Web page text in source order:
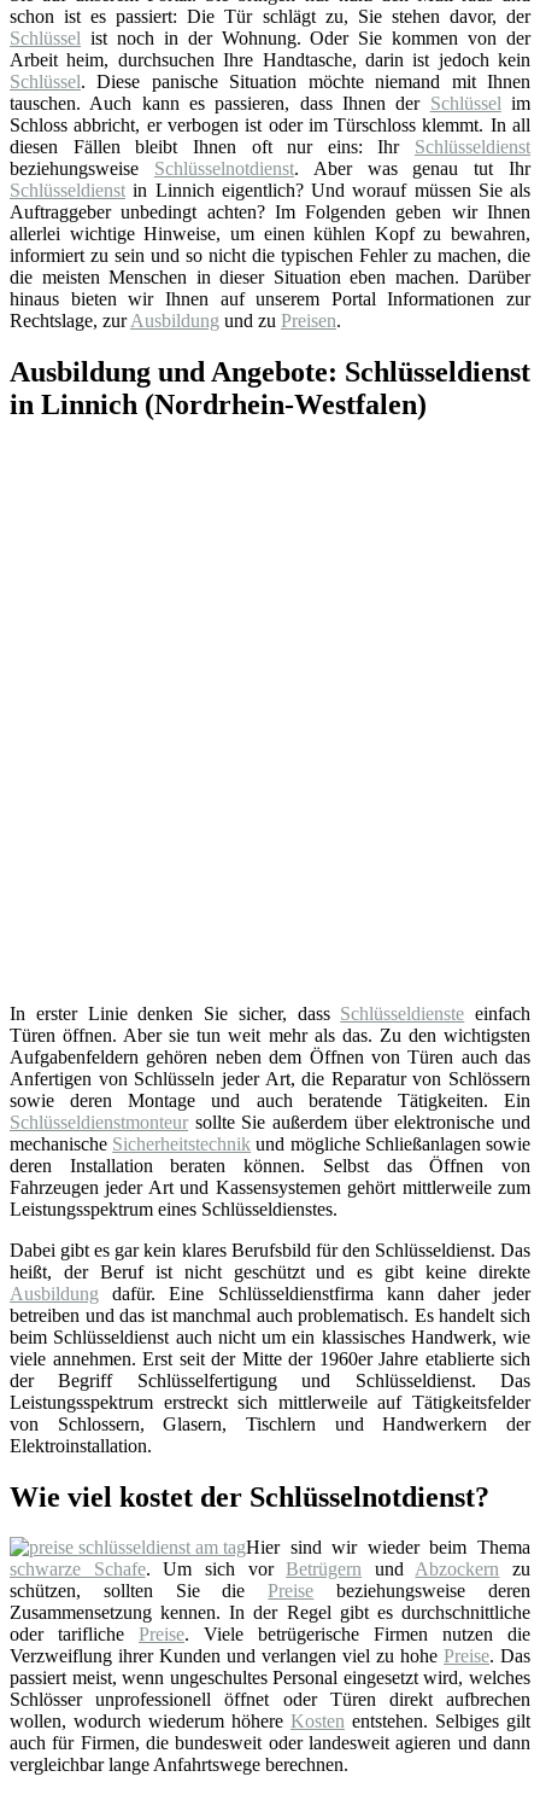
schon ist es passiert: Die Tür schlägt zu, Sie stehen davor, der
Schlüssel ist noch in der Wohnung. Oder Sie kommen von der
Arbeit heim, durchsuchen Ihre Handtasche, darin ist jedoch kein
Schlüssel. Diese panische Situation möchte niemand mit Ihnen
tauschen. Auch kann es passieren, dass Ihnen der Schlüssel im
Schloss abbricht, er verbogen ist oder im Türschloss klemmt. In all
diesen Fällen bleibt Ihnen oft nur eins: Ihr Schlüsseldienst
beziehungsweise Schlüsselnotdienst. Aber was genau tut Ihr
Schlüsseldienst in Linnich eigentlich? Und worauf müssen Sie als
Auftraggeber unbedingt achten? Im Folgenden geben wir Ihnen
allerlei wichtige Hinweise, um einen kühlen Kopf zu bewahren,
informiert zu sein und so nicht die typischen Fehler zu machen, die
die meisten Menschen in dieser Situation eben machen. Darüber
hinaus bieten wir Ihnen auf unserem Portal Informationen zur
Rechtslage, zurAusbildung und zu Preisen.
Ausbildung und Angebote: Schlüsseldienst
in Linnich (Nordrhein-Westfalen)
In erster Linie denken Sie sicher, dass Schlüsseldienste einfach
Türen öffnen. Aber sie tun weit mehr als das. Zu den wichtigsten
Aufgabenfeldern gehören neben dem Öffnen von Türen auch das
Anfertigen von Schlüsseln jeder Art, die Reparatur von Schlössern
sowie deren Montage und auch beratende Tätigkeiten. Ein
Schlüsseldienstmonteur sollte Sie außerdem über elektronische und
mechanische Sicherheitstechnik und mögliche Schließanlagen sowie
deren Installation beraten können. Selbst das Öffnen von
Fahrzeugen jeder Art und Kassensystemen gehört mittlerweile zum
Leistungsspektrum eines Schlüsseldienstes.
Dabei gibt es gar kein klares Berufsbild für den Schlüsseldienst. Das
heißt, der Beruf ist nicht geschützt und es gibt keine direkte
Ausbildung dafür. Eine Schlüsseldienstfirma kann daher jeder
betreiben und das ist manchmal auch problematisch. Es handelt sich
beim Schlüsseldienst auch nicht um ein klassisches Handwerk, wie
viele annehmen. Erst seit der Mitte der 1960er Jahre etablierte sich
der Begriff Schlüsselfertigung und Schlüsseldienst. Das
Leistungsspektrum erstreckt sich mittlerweile auf Tätigkeitsfelder
von Schlossern, Glasern, Tischlern und Handwerkern der
Elektroinstallation.
Wie viel kostet der Schlüsselnotdienst?
Hier sind wir wieder beim Thema
schwarze Schafe. Um sich vorBetrügern undAbzockern zu
schützen, sollten Sie diePreise beziehungsweise deren
Zusammensetzung kennen. In der Regel gibt es durchschnittliche
oder tarifliche Preise. Viele betrügerische Firmen nutzen die
Verzweiflung ihrer Kunden und verlangen viel zu hohe Preise. Das
passiert meist, wenn ungeschultes Personal eingesetzt wird, welches
Schlösser unprofessionell öffnet oder Türen direkt aufbrechen
wollen, wodurch wiederum höhere Kosten entstehen. Selbiges gilt
auch für Firmen, die bundesweit oder landesweit agieren und dann
vergleichbar lange Anfahrtswege berechnen.